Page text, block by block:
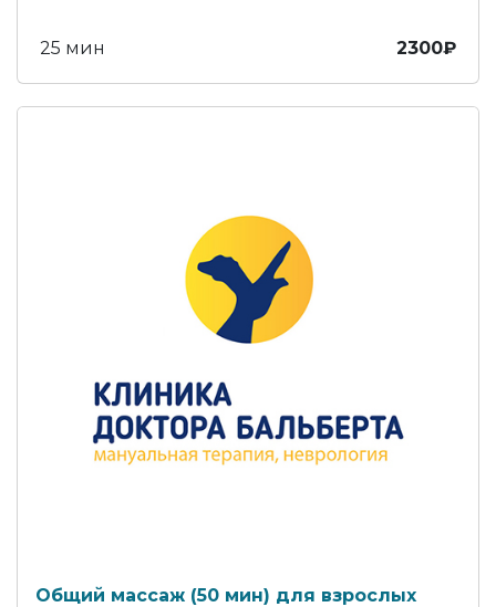
25 мин 2300₽
Общий массаж (50 мин) для взрослых